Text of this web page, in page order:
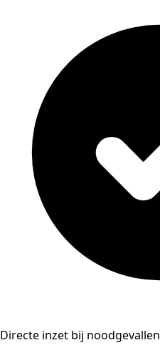
Directe inzet bij noodgevallen